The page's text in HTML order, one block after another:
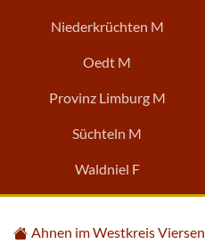
Niederkrüchten M
Oedt M
Provinz Limburg M
Süchteln M
Waldniel F
Ahnen im Westkreis Viersen